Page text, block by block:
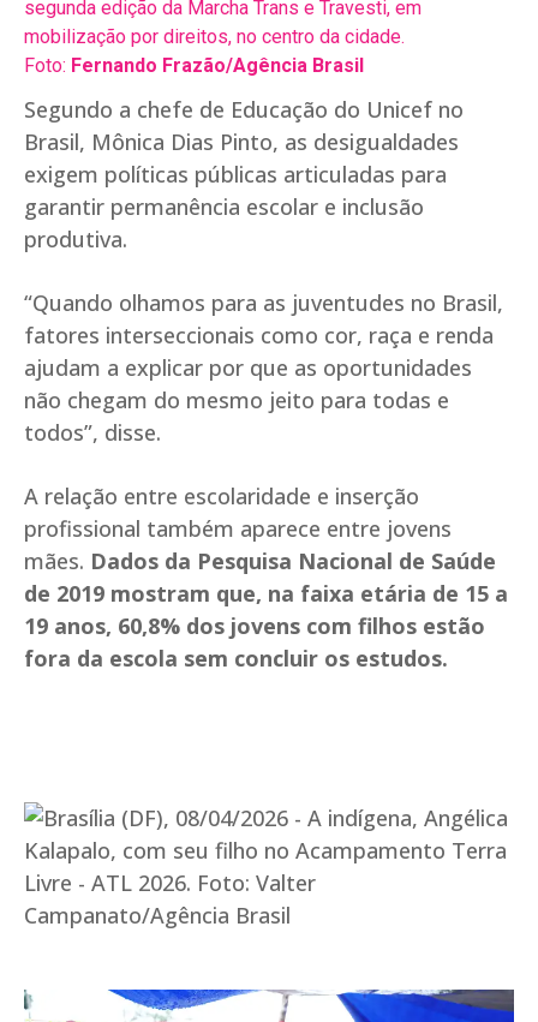
segunda edição da Marcha Trans e Travesti, em
mobilização por direitos, no centro da cidade.
Foto: Fernando Frazão/Agência Brasil
Segundo a chefe de Educação do Unicef no
Brasil, Mônica Dias Pinto, as desigualdades
exigem políticas públicas articuladas para
garantir permanência escolar e inclusão
produtiva.
“Quando olhamos para as juventudes no Brasil,
fatores interseccionais como cor, raça e renda
ajudam a explicar por que as oportunidades
não chegam do mesmo jeito para todas e
todos”, disse.
A relação entre escolaridade e inserção
profissional também aparece entre jovens
mães. Dados da Pesquisa Nacional de Saúde
de 2019 mostram que, na faixa etária de 15 a
19 anos, 60,8% dos jovens com filhos estão
fora da escola sem concluir os estudos.